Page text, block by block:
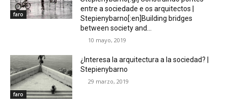
faro
entre a sociedade e os arquitectos |
Stepienybarno[:en]Building bridges
between society and...
10 mayo, 2019
faro
¿Interesa la arquitectura a la sociedad? |
Stepienybarno
29 marzo, 2019